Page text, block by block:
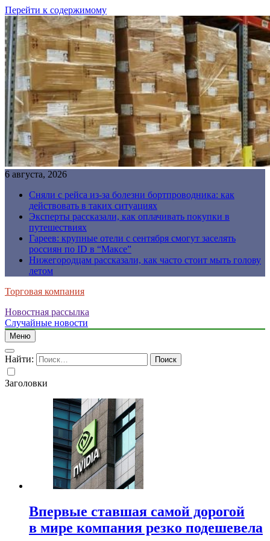
Перейти к содержимому
6 августа, 2026
Сняли с рейса из-за болезни бортпроводника: как
действовать в таких ситуациях
Эксперты рассказали, как оплачивать покупки в
путешествиях
Гареев: крупные отели с сентября смогут заселять
россиян по ID в “Максе”
Нижегородцам рассказали, как часто стоит мыть голову
летом
Торговая компания
Новостная рассылка
Случайные новости
Меню
Найти:
Заголовки
Впервые ставшая самой дорогой
в мире компания резко подешевела